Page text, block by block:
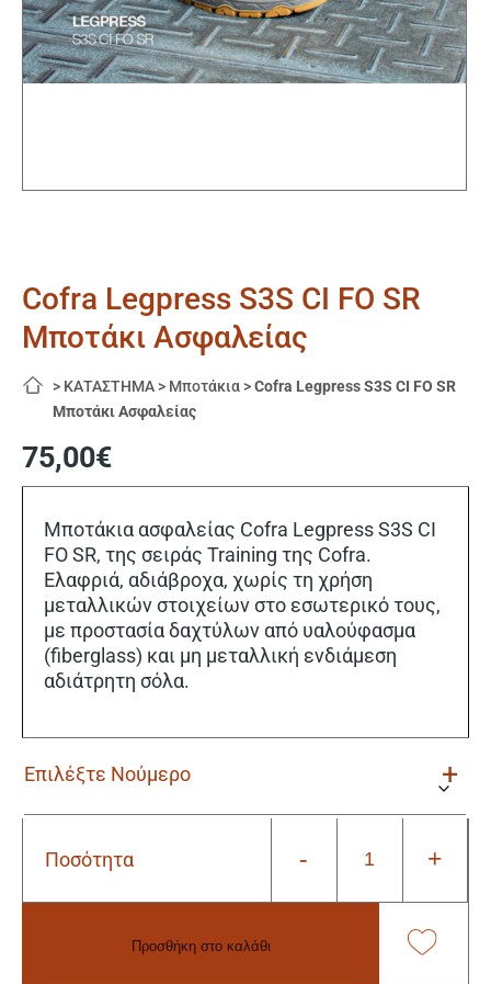
Cofra Legpress S3S CI FO SR
Μποτάκι Ασφαλείας
> ΚΑΤΑΣΤΗΜΑ > Μποτάκια >Cofra Legpress S3S CI FO SR
Μποτάκι Ασφαλείας
75,00€
Μποτάκια ασφαλείας Cofra Legpress S3S CI
FO SR, της σειράς Training της Cofra.
Ελαφριά, αδιάβροχα, χωρίς τη χρήση
μεταλλικών στοιχείων στο εσωτερικό τους,
με προστασία δαχτύλων από υαλούφασμα
(fiberglass) και μη μεταλλική ενδιάμεση
αδιάτρητη σόλα.
Ποσότητα -
Cofra
+
Προσθήκη στο καλάθι